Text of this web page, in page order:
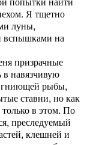
Я тщетно
луны,
вспышками на
призрачные
в навязчивую
гниющей рыбы,
ставни, но как
в этом. По
преследуемый
клешней и